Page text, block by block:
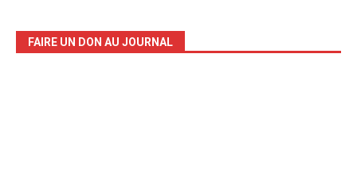
FAIRE UN DON AU JOURNAL